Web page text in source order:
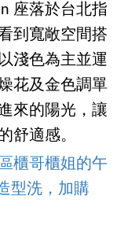
座落於台北指
到寬敞空間搭
淺色為主並運
花及金色調單
來的陽光，讓
舒適感。
櫃哥櫃姐的午
型洗，加購